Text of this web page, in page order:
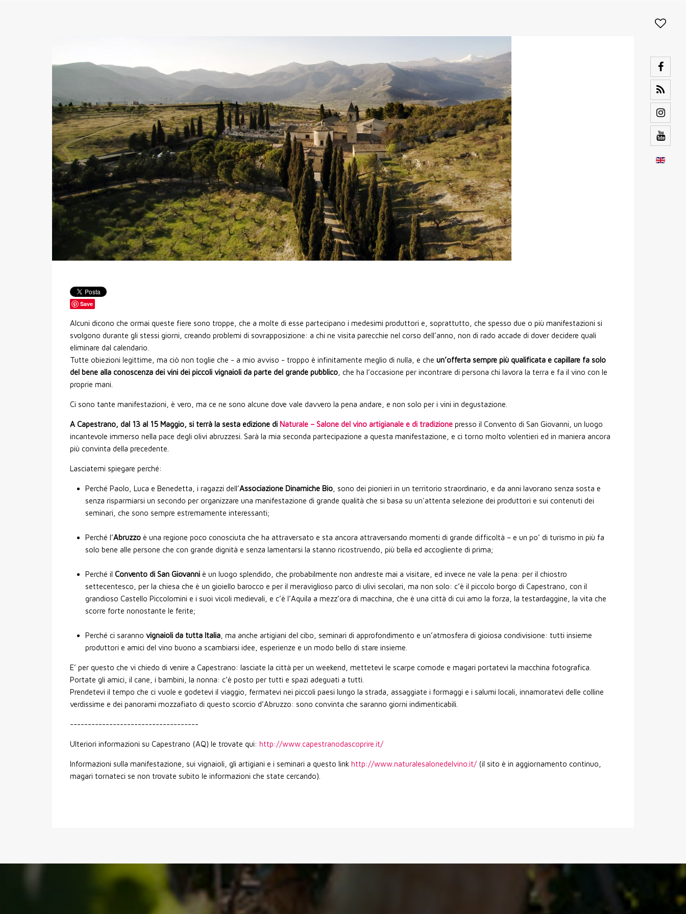
Save
Alcuni dicono che ormai queste fiere sono troppe, che a molte di esse partecipano i medesimi produttori e, soprattutto, che spesso due o più manifestazioni si
svolgono durante gli stessi giorni, creando problemi di sovrapposizione: a chi ne visita parecchie nel corso dell’anno, non di rado accade di dover decidere quali
eliminare dal calendario.
Tutte obiezioni legittime, ma ciò non toglie che - a mio avviso - troppo è infinitamente meglio di nulla, e che un’offerta sempre più qualificata e capillare fa solo
del bene alla conoscenza dei vini dei piccoli vignaioli da parte del grande pubblico , che ha l’occasione per incontrare di persona chi lavora la terra e fa il vino con le
proprie mani.
Ci sono tante manifestazioni, è vero, ma ce ne sono alcune dove vale davvero la pena andare, e non solo per i vini in degustazione.
A Capestrano, dal 13 al 15 Maggio, si terrà la sesta edizione di Naturale – Salone del vino artigianale e di tradizione presso il Convento di San Giovanni, un luogo
incantevole immerso nella pace degli olivi abruzzesi. Sarà la mia seconda partecipazione a questa manifestazione, e ci torno molto volentieri ed in maniera ancora
più convinta della precedente.
Lasciatemi spiegare perché:
Perché Paolo, Luca e Benedetta, i ragazzi dell’Associazione Dinamiche Bio , sono dei pionieri in un territorio straordinario, e da anni lavorano senza sosta e
senza risparmiarsi un secondo per organizzare una manifestazione di grande qualità che si basa su un'attenta selezione dei produttori e sui contenuti dei
seminari, che sono sempre estremamente interessanti;
Perché l’Abruzzo è una regione poco conosciuta che ha attraversato e sta ancora attraversando momenti di grande difficoltà – e un po’ di turismo in più fa
solo bene alle persone che con grande dignità e senza lamentarsi la stanno ricostruendo, più bella ed accogliente di prima;
Perché il Convento di San Giovanni è un luogo splendido, che probabilmente non andreste mai a visitare, ed invece ne vale la pena: per il chiostro
settecentesco, per la chiesa che è un gioiello barocco e per il meraviglioso parco di ulivi secolari, ma non solo: c’è il piccolo borgo di Capestrano, con il
grandioso Castello Piccolomini e i suoi vicoli medievali, e c’è l’Aquila a mezz’ora di macchina, che è una città di cui amo la forza, la testardaggine, la vita che
scorre forte nonostante le ferite;
Perché ci saranno vignaioli da tutta Italia , ma anche artigiani del cibo, seminari di approfondimento e un’atmosfera di gioiosa condivisione: tutti insieme
produttori e amici del vino buono a scambiarsi idee, esperienze e un modo bello di stare insieme.
E’ per questo che vi chiedo di venire a Capestrano: lasciate la città per un weekend, mettetevi le scarpe comode e magari portatevi la macchina fotografica.
Portate gli amici, il cane, i bambini, la nonna: c’è posto per tutti e spazi adeguati a tutti.
Prendetevi il tempo che ci vuole e godetevi il viaggio, fermatevi nei piccoli paesi lungo la strada, assaggiate i formaggi e i salumi locali, innamoratevi delle colline
verdissime e dei panorami mozzafiato di questo scorcio d’Abruzzo: sono convinta che saranno giorni indimenticabili.
------------------------------------
Ulteriori informazioni su Capestrano (AQ) le trovate qui: http://www.capestranodascoprire.it/
Informazioni sulla manifestazione, sui vignaioli, gli artigiani e i seminari a questo link http://www.naturalesalonedelvino.it/ (il sito è in aggiornamento continuo,
magari tornateci se non trovate subito le informazioni che state cercando).